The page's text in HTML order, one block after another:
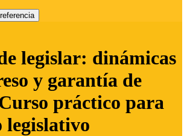
legislar: dinámicas
y garantía de
práctico para
legislativo